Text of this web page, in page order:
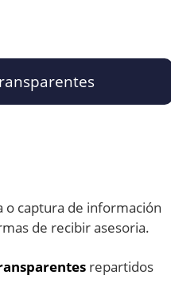
o captura de información
de recibir asesoria.
repartidos